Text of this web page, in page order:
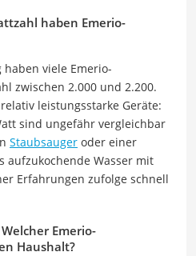
haben Emerio-
viele Emerio-
zwischen 2.000 und 2.200.
leistungsstarke Geräte:
sind ungefähr vergleichbar
Staubsauger oder einer
aufzukochende Wasser mit
Erfahrungen zufolge schnell
Emerio-
Haushalt?